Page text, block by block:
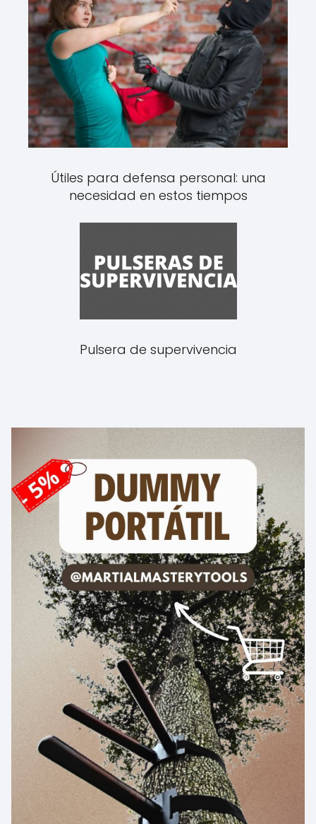
Útiles para defensa personal: una
necesidad en estos tiempos
Pulsera de supervivencia